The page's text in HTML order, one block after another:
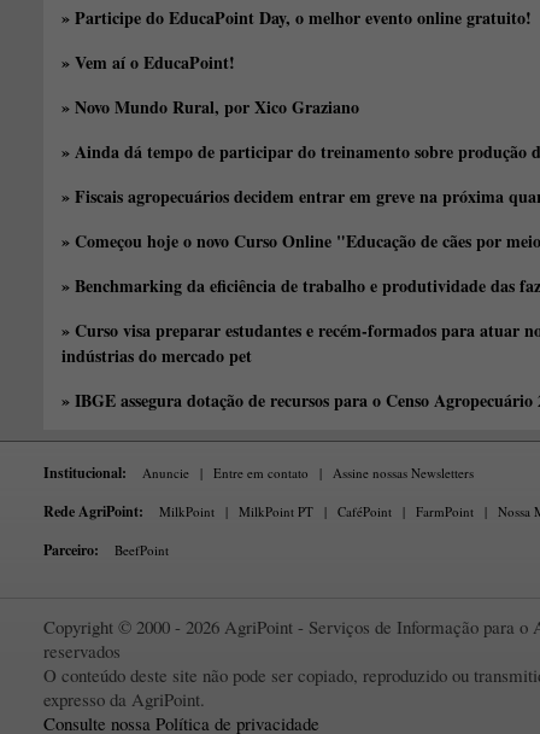
» Participe do EducaPoint Day, o melhor evento online gratuito!
» Vem aí o EducaPoint!
» Novo Mundo Rural, por Xico Graziano
» Ainda dá tempo de participar do treinamento sobre produção
» Fiscais agropecuários decidem entrar em greve na próxima
» Começou hoje o novo Curso Online "Educação de cães por
» Benchmarking da eficiência de trabalho e produtividade das
» Curso visa preparar estudantes e recém-formados para atuar
indústrias do mercado pet
» IBGE assegura dotação de recursos para o Censo Agropecuário
Institucional: Anuncie | Entre em contato | Assine nossas Newsletters
Rede AgriPoint: MilkPoint | MilkPoint PT | CaféPoint | FarmPoint | Nossa
Parceiro: BeefPoint
Copyright © 2000 - 2026 AgriPoint - Serviços de Informação para o
reservados
O conteúdo deste site não pode ser copiado, reproduzido ou
expresso da AgriPoint.
Consulte nossa Política de privacidade